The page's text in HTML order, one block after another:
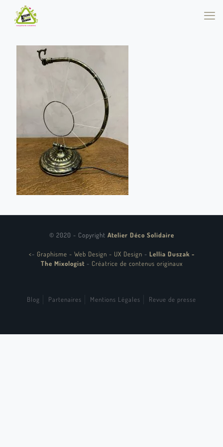
© 2020 - Copyright Atelier Déco Solidaire
<- Graphisme - Web Design - UX Design - Lellia Duszak -
The Mixologist - Créatrice de contenus originaux
Blog Partenaires Mentions Légales Revue de presse